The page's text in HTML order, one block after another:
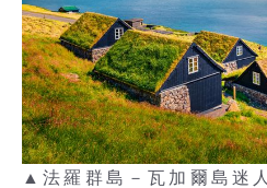
▲法羅群島－瓦加爾島迷